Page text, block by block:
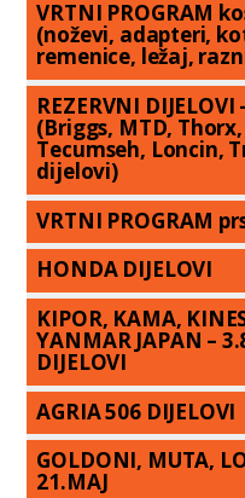
VRTNI PROGRAM
(noževi, adapteri,
remenice, ležaj,
REZERVNI
(Briggs, MTD, Thorx,
Tecumseh, Loncin,
dijelovi)
VRTNI PROGRAM
HONDA DIJELOVI
KIPOR, KAMA,
YANMAR JAPAN –
DIJELOVI
AGRIA 506 DIJELOVI
GOLDONI, MUTA,
21.MAJ